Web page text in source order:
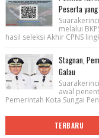
Peserta
melalui
hasil seleksi Akhir CPNS
Stagnan,
Galau
awal
Pemerintah Kota Sungai
TERBARU